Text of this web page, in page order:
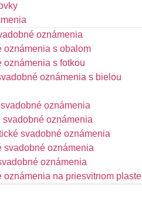
oznámenia
oznámenia s obalom
oznámenia s fotkou
oznámenia s bielou
oznámenia
svadobné oznámenia
svadobné oznámenia
svadobné oznámenia
oznámenia
oznámenia na priesvitnom plaste